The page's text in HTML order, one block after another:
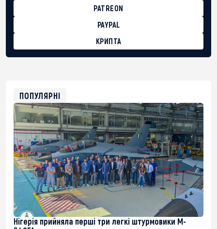
PATREON
PAYPAL
КРИПТА
0xfD02863D3289416fcF50975c9DFda13623f97758
ПОПУЛЯРНІ
Нігерія прийняла перші три легкі штурмовики M-